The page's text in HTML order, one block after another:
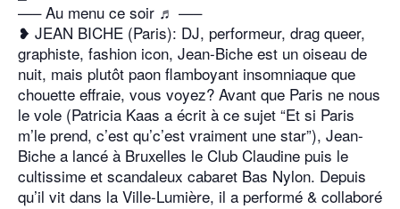
—– Au menu ce soir ♬ —–
❥ JEAN BICHE (Paris): DJ, performeur, drag queer,
graphiste, fashion icon, Jean-Biche est un oiseau de
nuit, mais plutôt paon flamboyant insomniaque que
chouette effraie, vous voyez? Avant que Paris ne nous
le vole (Patricia Kaas a écrit à ce sujet “Et si Paris
m’le prend, c’est qu’c’est vraiment une star”), Jean-
Biche a lancé à Bruxelles le Club Claudine puis le
cultissime et scandaleux cabaret Bas Nylon. Depuis
qu’il vit dans la Ville-Lumière, il a performé & collaboré